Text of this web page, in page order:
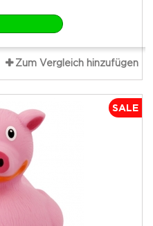
Zum Vergleich hinzufügen
SALE